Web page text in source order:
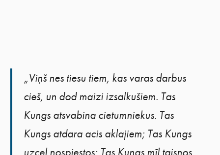
„Viņš nes tiesu tiem, kas varas darbus
cieš, un dod maizi izsalkušiem. Tas
Kungs atsvabina cietumniekus. Tas
Kungs atdara acis aklajiem; Tas Kungs